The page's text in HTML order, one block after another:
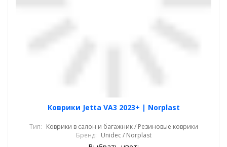
Коврики Jetta VA3 2023+ | Norplast
Тип: Коврики в салон и багажник / Резиновые коврики
Бренд: Unidec / Norplast